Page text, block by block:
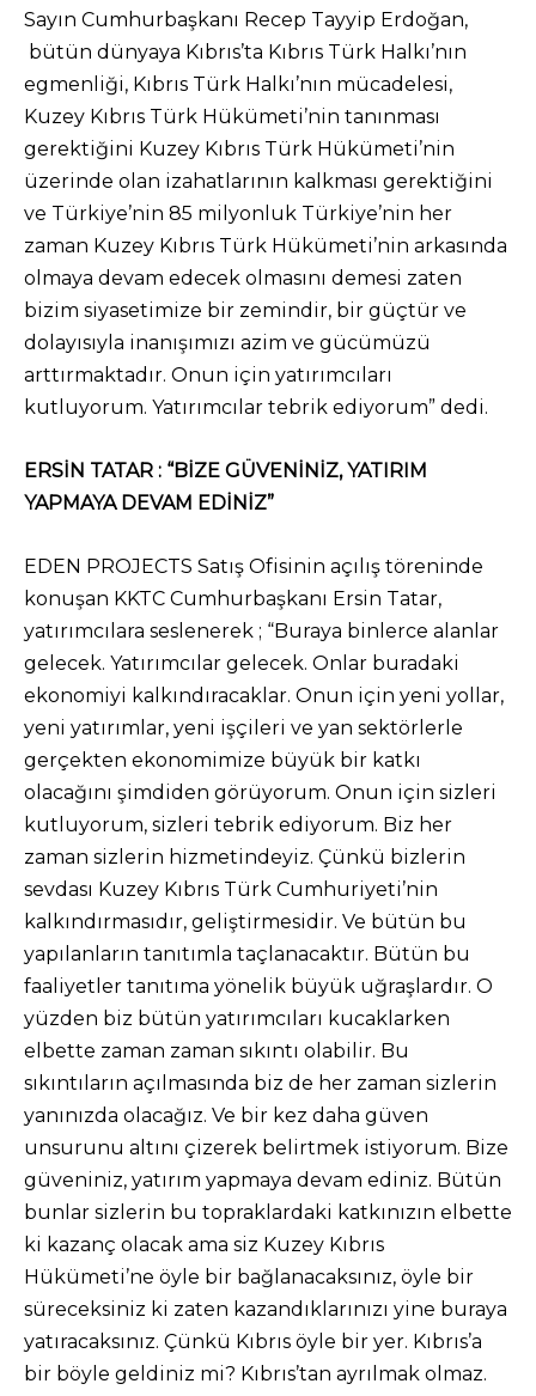
Sayın Cumhurbaşkanı Recep Tayyip Erdoğan,
bütün dünyaya Kıbrıs’ta Kıbrıs Türk Halkı’nın
egmenliği, Kıbrıs Türk Halkı’nın mücadelesi,
Kuzey Kıbrıs Türk Hükümeti’nin tanınması
gerektiğini Kuzey Kıbrıs Türk Hükümeti’nin
üzerinde olan izahatlarının kalkması gerektiğini
ve Türkiye’nin 85 milyonluk Türkiye’nin her
zaman Kuzey Kıbrıs Türk Hükümeti’nin arkasında
olmaya devam edecek olmasını demesi zaten
bizim siyasetimize bir zemindir, bir güçtür ve
dolayısıyla inanışımızı azim ve gücümüzü
arttırmaktadır. Onun için yatırımcıları
kutluyorum. Yatırımcılar tebrik ediyorum” dedi.
ERSİN TATAR : “BİZE GÜVENİNİZ, YATIRIM
YAPMAYA DEVAM EDİNİZ”
EDEN PROJECTS Satış Ofisinin açılış töreninde
konuşan KKTC Cumhurbaşkanı Ersin Tatar,
yatırımcılara seslenerek ; “Buraya binlerce alanlar
gelecek. Yatırımcılar gelecek. Onlar buradaki
ekonomiyi kalkındıracaklar. Onun için yeni yollar,
yeni yatırımlar, yeni işçileri ve yan sektörlerle
gerçekten ekonomimize büyük bir katkı
olacağını şimdiden görüyorum. Onun için sizleri
kutluyorum, sizleri tebrik ediyorum. Biz her
zaman sizlerin hizmetindeyiz. Çünkü bizlerin
sevdası Kuzey Kıbrıs Türk Cumhuriyeti’nin
kalkındırmasıdır, geliştirmesidir. Ve bütün bu
yapılanların tanıtımla taçlanacaktır. Bütün bu
faaliyetler tanıtıma yönelik büyük uğraşlardır. O
yüzden biz bütün yatırımcıları kucaklarken
elbette zaman zaman sıkıntı olabilir. Bu
sıkıntıların açılmasında biz de her zaman sizlerin
yanınızda olacağız. Ve bir kez daha güven
unsurunu altını çizerek belirtmek istiyorum. Bize
güveniniz, yatırım yapmaya devam ediniz. Bütün
bunlar sizlerin bu topraklardaki katkınızın elbette
ki kazanç olacak ama siz Kuzey Kıbrıs
Hükümeti’ne öyle bir bağlanacaksınız, öyle bir
süreceksiniz ki zaten kazandıklarınızı yine buraya
yatıracaksınız. Çünkü Kıbrıs öyle bir yer. Kıbrıs’a
bir böyle geldiniz mi? Kıbrıs’tan ayrılmak olmaz.